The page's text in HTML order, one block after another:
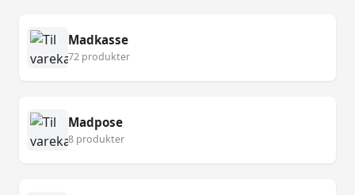
Madkasse
72 produkter
Madpose
8 produkter